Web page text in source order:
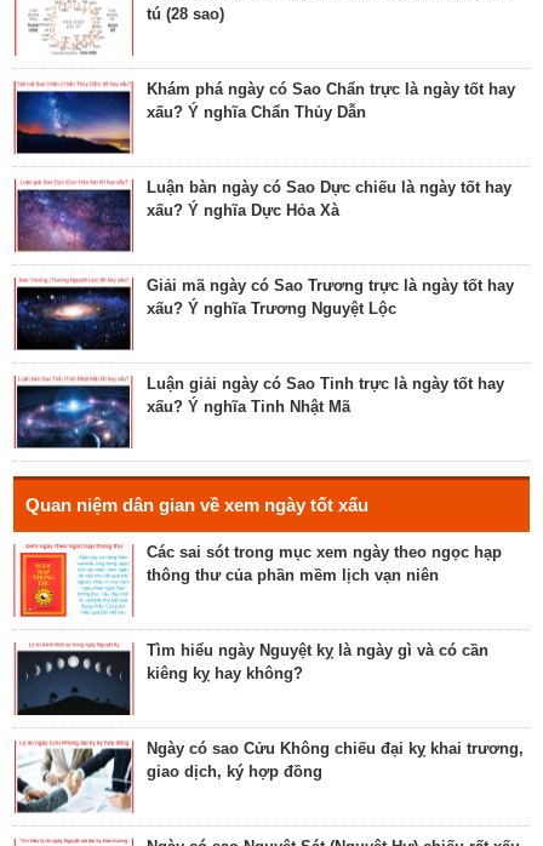
tú (28 sao)
Khám phá ngày có Sao Chẩn trực là ngày tốt hay
xấu? Ý nghĩa Chẩn Thủy Dẫn
Luận bàn ngày có Sao Dực chiếu là ngày tốt hay
xấu? Ý nghĩa Dực Hỏa Xà
Giải mã ngày có Sao Trương trực là ngày tốt hay
xấu? Ý nghĩa Trương Nguyệt Lộc
Luận giải ngày có Sao Tinh trực là ngày tốt hay
xấu? Ý nghĩa Tinh Nhật Mã
Hé lộ ngày có Sao Liễu trực là ngày tốt hay xấu? Ý
nghĩa Liễu Thổ Chương
Luận bàn ngày có Sao Quỷ chiếu là ngày tốt hay
Bật mí ngày có Sao Tỉnh chiếu là ngày tốt hay
Giải mã ngày có Sao Sâm chiếu là ngày tốt hay
Quan niệm dân gian về xem ngày tốt xấu
hôn nhân, xuất hành, chữa bệnh
phúc, cầu tự, cầu thọ, cầu tài lộc
lễ cưới, khởi công, tu tạo nhà cửa
cho tế lễ, cầu phúc
cho xuất hành, giao dịch, cầu tài lộc
Các sai sót trong mục xem ngày theo ngọc hạp
thông thư của phần mềm lịch vạn niên
Tìm hiểu ngày Nguyệt kỵ là ngày gì và có cần
kiêng kỵ hay không?
Ngày có sao Cửu Không chiếu đại kỵ khai trương,
giao dịch, ký hợp đồng